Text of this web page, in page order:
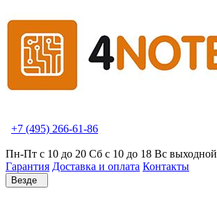
+7 (495) 266-61-86
Пн-Пт с 10 до 20 Сб с 10 до 18 Вс выходной
Гарантия Доставка и оплата Контакты
Везде